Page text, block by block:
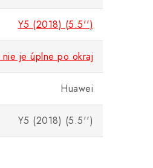
Y5 (2018) (5.5'')
je úplne po okraj
Huawei
Y5 (2018) (5.5'')